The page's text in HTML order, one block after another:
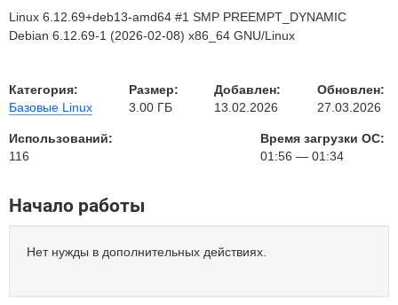
Linux 6.12.69+deb13-amd64 #1 SMP PREEMPT_DYNAMIC
Debian 6.12.69-1 (2026-02-08) x86_64 GNU/Linux
Категория:
Базовые Linux
Размер:
3.00 ГБ
Добавлен:
13.02.2026
Обновлен:
27.03.2026
Использований:
116
Время загрузки ОС:
01:56 — 01:34
Начало работы
Нет нужды в дополнительных действиях.